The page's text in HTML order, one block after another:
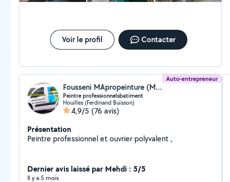
Voir le profil Contacter
Auto-entrepreneur
Fousseni MApropeinture (Mapropeinture78)
Peintre professionnelsbatiment
Houilles (Ferdinand Buisson)
4,9/5 (76 avis)
Présentation
Peintre professionnel et ouvrier polyvalent ,
Dernier avis laissé par Mehdi : 5/5
Il y a 5 mois